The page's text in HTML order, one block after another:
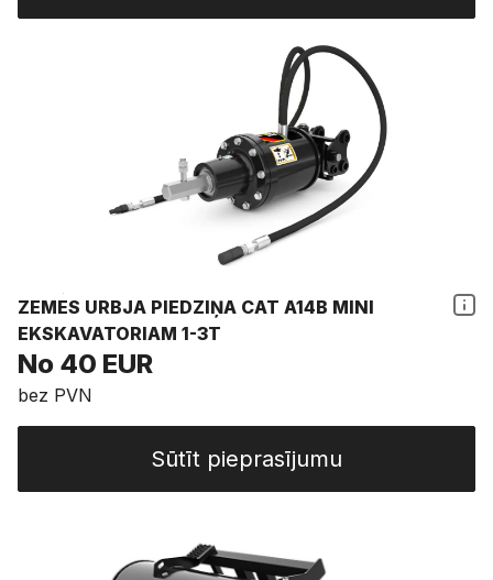
ZEMES URBJA PIEDZIŅA CAT A14B MINI
EKSKAVATORIAM 1-3T
No 40 EUR
bez PVN
Sūtīt pieprasījumu